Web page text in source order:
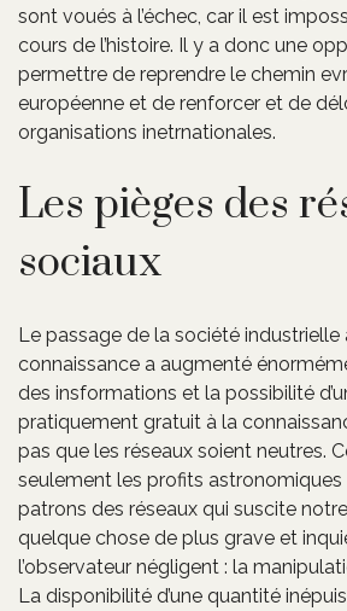
sont voués à l’échec, car il est
cours de l’histoire. Il y a donc une
permettre de reprendre le chemin
européenne et de renforcer et de
organisations inetrnationales.
Les pièges des
sociaux
Le passage de la société industrielle
connaissance a augmenté
des insformations et la possibilité
pratiquement gratuit à la
pas que les réseaux soient neutres.
seulement les profits
patrons des réseaux qui suscite
quelque chose de plus grave et
l’observateur négligent : la
La disponibilité d’une quantité